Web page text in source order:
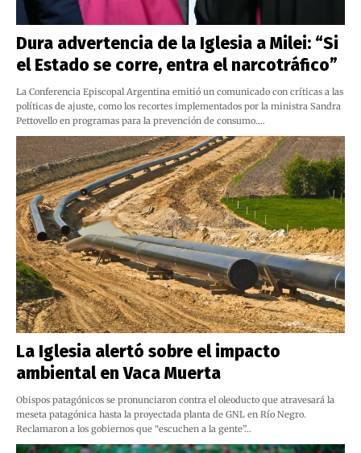
Dura advertencia de la Iglesia a Milei: “Si
el Estado se corre, entra el narcotráfico”
La Conferencia Episcopal Argentina emitió un comunicado con críticas a las
políticas de ajuste, como los recortes implementados por la ministra Sandra
Pettovello en programas para la prevención de consumo.…
La Iglesia alertó sobre el impacto
ambiental en Vaca Muerta
Obispos patagónicos se pronunciaron contra el oleoducto que atravesará la
meseta patagónica hasta la proyectada planta de GNL en Río Negro.
Reclamaron a los gobiernos que “escuchen a la gente”…